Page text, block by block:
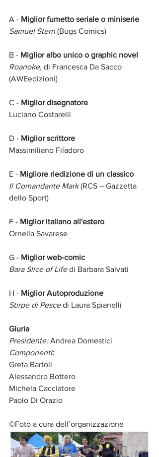
A - Miglior fumetto seriale o miniserie
Samuel Stern (Bugs Comics)
B - Miglior albo unico o graphic novel
Roanoke, di Francesca Da Sacco
(AWEedizioni)
C - Miglior disegnatore
Luciano Costarelli
D - Miglior scrittore
Massimiliano Filadoro
E - Migliore riedizione di un classico
Il Comandante Mark (RCS – Gazzetta
dello Sport)
F - Miglior italiano all'estero
Ornella Savarese
G - Miglior web-comic
Bara Slice of Life di Barbara Salvati
H - Miglior Autoproduzione
Stirpe di Pesce di Laura Spianelli
Giuria
Presidente: Andrea Domestici
Componenti:
Greta Bartoli
Alessandro Bottero
Michela Cacciatore
Paolo Di Orazio
©Foto a cura dell’organizzazione